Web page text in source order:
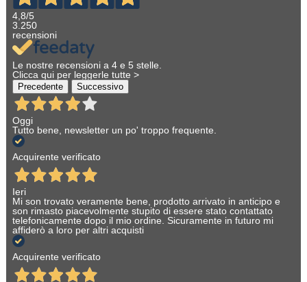
4,8/5
3.250
recensioni
Le nostre recensioni a 4 e 5 stelle.
Clicca qui per leggerle tutte >
Precedente Successivo
Oggi
Tutto bene, newsletter un po' troppo frequente.
Acquirente verificato
Ieri
Mi son trovato veramente bene, prodotto arrivato in anticipo e
son rimasto piacevolmente stupito di essere stato contattato
telefonicamente dopo il mio ordine. Sicuramente in futuro mi
affiderò a loro per altri acquisti
Acquirente verificato